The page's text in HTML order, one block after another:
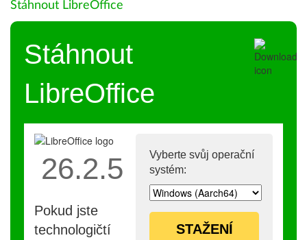
Stáhnout LibreOffice
Stáhnout
LibreOffice
Vyberte svůj operační
systém:
STAŽENÍ
26.2.5
Pokud jste
technologičtí